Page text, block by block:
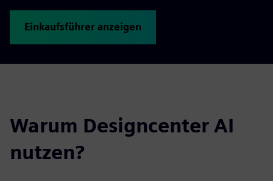
Einkaufsführer anzeigen
Warum Designcenter AI
nutzen?